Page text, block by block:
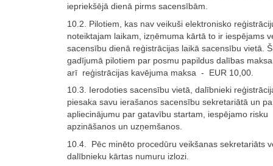
iepriekšējā dienā pirms sacensībām.
10.2. Pilotiem, kas nav veikuši elektronisko
noteiktajam laikam, izņēmuma kārtā to ir iespējams
sacensību dienā reģistrācijas laikā sacensību vietā.
gadījumā pilotiem par posmu papildus dalības
arī reģistrācijas kavējuma maksa - EUR 10,00.
10.3. Ierodoties sacensību vietā, dalībnieki
piesaka savu ierašanos sacensību sekretariātā un
apliecinājumu par gatavību startam, iespējamo risku
apzināšanos un uzņemšanos.
10.4. Pēc minēto procedūru veikšanas sekretariāts
dalībnieku kārtas numuru izlozi.